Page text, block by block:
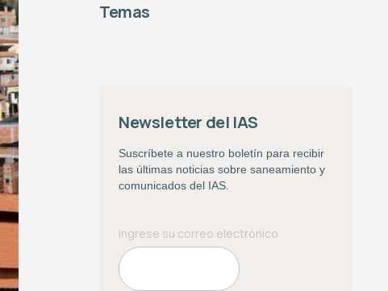
Temas
Newsletter del IAS
Suscríbete a nuestro boletín para recibir
las últimas noticias sobre saneamiento y
comunicados del IAS.